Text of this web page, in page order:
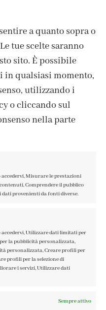
a quanto sopra o
tue scelte saranno
sito. È possibile
qualsiasi momento,
utilizzando i
o cliccando sul
nella parte
Misurare le prestazioni
Comprendere il pubblico
provenienti da fonti diverse.
Utilizzare dati limitati per
la pubblicità personalizzata,
personalizzata, Creare profili per
profili per la selezione di
i servizi, Utilizzare dati
Sempre attivo